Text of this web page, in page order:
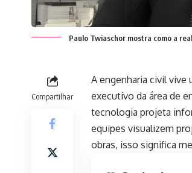
Paulo Twiaschor mostra como a
Compartilhar
A engenharia civil
executivo da área de
tecnologia projeta
equipes visualizem
obras, isso significa